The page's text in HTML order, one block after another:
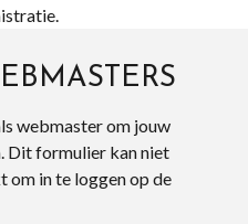
webmaster om jouw
Dit formulier kan niet
om in te loggen op de